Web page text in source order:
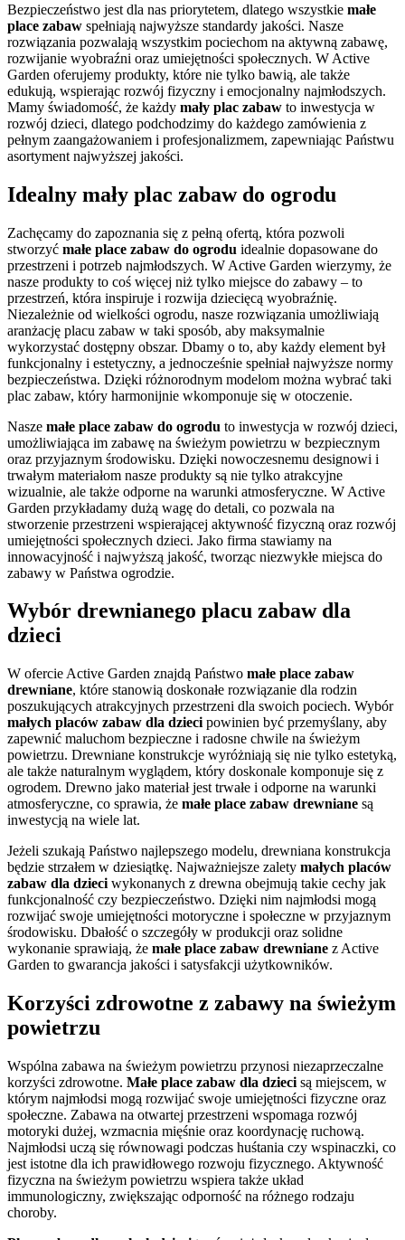
Bezpieczeństwo jest dla nas priorytetem, dlatego wszystkie małe
place zabaw spełniają najwyższe standardy jakości. Nasze
rozwiązania pozwalają wszystkim pociechom na aktywną zabawę,
rozwijanie wyobraźni oraz umiejętności społecznych. W Active
Garden oferujemy produkty, które nie tylko bawią, ale także
edukują, wspierając rozwój fizyczny i emocjonalny najmłodszych.
Mamy świadomość, że każdy mały plac zabaw to inwestycja w
rozwój dzieci, dlatego podchodzimy do każdego zamówienia z
pełnym zaangażowaniem i profesjonalizmem, zapewniając Państwu
asortyment najwyższej jakości.
Idealny mały plac zabaw do ogrodu
Zachęcamy do zapoznania się z pełną ofertą, która pozwoli
stworzyć małe place zabaw do ogrodu idealnie dopasowane do
przestrzeni i potrzeb najmłodszych. W Active Garden wierzymy, że
nasze produkty to coś więcej niż tylko miejsce do zabawy – to
przestrzeń, która inspiruje i rozwija dziecięcą wyobraźnię.
Niezależnie od wielkości ogrodu, nasze rozwiązania umożliwiają
aranżację placu zabaw w taki sposób, aby maksymalnie
wykorzystać dostępny obszar. Dbamy o to, aby każdy element był
funkcjonalny i estetyczny, a jednocześnie spełniał najwyższe normy
bezpieczeństwa. Dzięki różnorodnym modelom można wybrać taki
plac zabaw, który harmonijnie wkomponuje się w otoczenie.
Nasze małe place zabaw do ogrodu to inwestycja w rozwój dzieci,
umożliwiająca im zabawę na świeżym powietrzu w bezpiecznym
oraz przyjaznym środowisku. Dzięki nowoczesnemu designowi i
trwałym materiałom nasze produkty są nie tylko atrakcyjne
wizualnie, ale także odporne na warunki atmosferyczne. W Active
Garden przykładamy dużą wagę do detali, co pozwala na
stworzenie przestrzeni wspierającej aktywność fizyczną oraz rozwój
umiejętności społecznych dzieci. Jako firma stawiamy na
innowacyjność i najwyższą jakość, tworząc niezwykłe miejsca do
zabawy w Państwa ogrodzie.
Wybór drewnianego placu zabaw dla
dzieci
W ofercie Active Garden znajdą Państwo małe place zabaw
drewniane, które stanowią doskonałe rozwiązanie dla rodzin
poszukujących atrakcyjnych przestrzeni dla swoich pociech. Wybór
małych placów zabaw dla dzieci powinien być przemyślany, aby
zapewnić maluchom bezpieczne i radosne chwile na świeżym
powietrzu. Drewniane konstrukcje wyróżniają się nie tylko estetyką,
ale także naturalnym wyglądem, który doskonale komponuje się z
ogrodem. Drewno jako materiał jest trwałe i odporne na warunki
atmosferyczne, co sprawia, że małe place zabaw drewniane są
inwestycją na wiele lat.
Jeżeli szukają Państwo najlepszego modelu, drewniana konstrukcja
będzie strzałem w dziesiątkę. Najważniejsze zalety małych placów
zabaw dla dzieci wykonanych z drewna obejmują takie cechy jak
funkcjonalność czy bezpieczeństwo. Dzięki nim najmłodsi mogą
rozwijać swoje umiejętności motoryczne i społeczne w przyjaznym
środowisku. Dbałość o szczegóły w produkcji oraz solidne
wykonanie sprawiają, że małe place zabaw drewniane z Active
Garden to gwarancja jakości i satysfakcji użytkowników.
Korzyści zdrowotne z zabawy na świeżym
powietrzu
Wspólna zabawa na świeżym powietrzu przynosi niezaprzeczalne
korzyści zdrowotne. Małe place zabaw dla dzieci są miejscem, w
którym najmłodsi mogą rozwijać swoje umiejętności fizyczne oraz
społeczne. Zabawa na otwartej przestrzeni wspomaga rozwój
motoryki dużej, wzmacnia mięśnie oraz koordynację ruchową.
Najmłodsi uczą się równowagi podczas huśtania czy wspinaczki, co
jest istotne dla ich prawidłowego rozwoju fizycznego. Aktywność
fizyczna na świeżym powietrzu wspiera także układ
immunologiczny, zwiększając odporność na różnego rodzaju
choroby.